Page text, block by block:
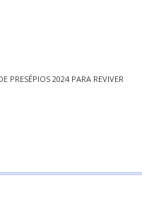
PRESÉPIOS 2024 PARA REVIVER